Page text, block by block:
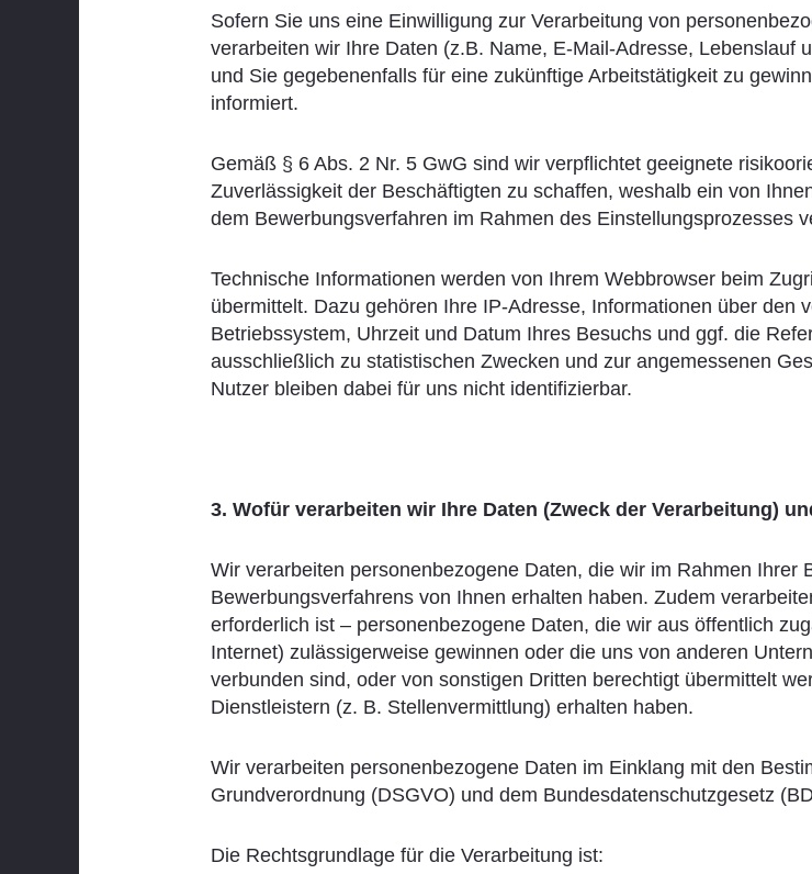
Sofern Sie uns eine Einwilligung zur Verarbeitung von
verarbeiten wir Ihre Daten (z.B. Name, E-Mail-Adresse, Lebenslauf
und Sie gegebenenfalls für eine zukünftige Arbeitstätigkeit zu
informiert.
Gemäß § 6 Abs. 2 Nr. 5 GwG sind wir verpflichtet geeignete
Zuverlässigkeit der Beschäftigten zu schaffen, weshalb ein von
dem Bewerbungsverfahren im Rahmen des Einstellungsprozesses
Technische Informationen werden von Ihrem Webbrowser beim
übermittelt. Dazu gehören Ihre IP-Adresse, Informationen über den
Betriebssystem, Uhrzeit und Datum Ihres Besuchs und ggf. die
ausschließlich zu statistischen Zwecken und zur angemessenen
Nutzer bleiben dabei für uns nicht identifizierbar.
3. Wofür verarbeiten wir Ihre Daten (Zweck der Verarbeitung)
Wir verarbeiten personenbezogene Daten, die wir im Rahmen Ihrer
Bewerbungsverfahrens von Ihnen erhalten haben. Zudem
erforderlich ist – personenbezogene Daten, die wir aus öffentlich
Internet) zulässigerweise gewinnen oder die uns von anderen
verbunden sind, oder von sonstigen Dritten berechtigt übermittelt
Dienstleistern (z. B. Stellenvermittlung) erhalten haben.
Wir verarbeiten personenbezogene Daten im Einklang mit den
Grundverordnung (DSGVO) und dem Bundesdatenschutzgesetz
Die Rechtsgrundlage für die Verarbeitung ist: